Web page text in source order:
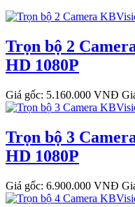
Trọn bộ 2
HD 1080P
Giá gốc: 5.160.000 VNĐ
Trọn bộ 3
HD 1080P
Giá gốc: 6.900.000 VNĐ